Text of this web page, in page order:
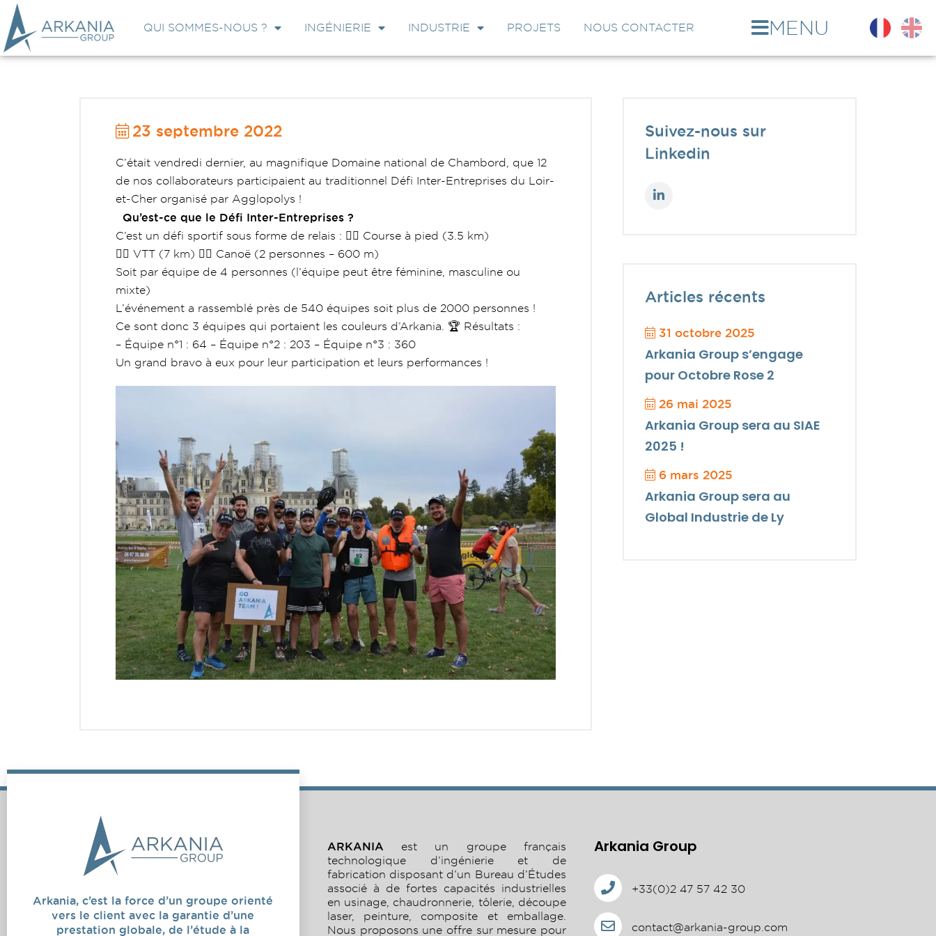
QUI SOMMES-NOUS ? INGÉNIERIE INDUSTRIE PROJETS NOUS CONTACTER MENU
23 septembre 2022
C’était vendredi dernier, au magnifique Domaine national de Chambord, que 12
de nos collaborateurs participaient au traditionnel Défi Inter-Entreprises du Loir-
et-Cher organisé par Agglopolys !
Qu’est-ce que le Défi Inter-Entreprises ?
C’est un défi sportif sous forme de relais : 🏃‍♀️ Course à pied (3.5 km)
🚴‍♀️ VTT (7 km) 🚣‍♀️ Canoë (2 personnes – 600 m)
Soit par équipe de 4 personnes (l’équipe peut être féminine, masculine ou
mixte)
L’événement a rassemblé près de 540 équipes soit plus de 2000 personnes !
Ce sont donc 3 équipes qui portaient les couleurs d’Arkania.
🏆 Résultats :
– Équipe n°1 : 64 – Équipe n°2 : 203 – Équipe n°3 : 360
Un grand bravo à eux pour leur participation et leurs performances !
Suivez-nous sur
Linkedin
Articles récents
31 octobre 2025
Arkania Group s’engage
pour Octobre Rose 2
26 mai 2025
Arkania Group sera au SIAE
2025 !
6 mars 2025
Arkania Group sera au
Global Industrie de Ly
Arkania, c’est la force d’un groupe orienté
vers le client avec la garantie d’une
prestation globale, de l’étude à la
ARKANIA est un groupe français
technologique d’ingénierie et de
fabrication disposant d’un Bureau d’Études
associé à de fortes capacités industrielles
en usinage, chaudronnerie, tôlerie, découpe
laser, peinture, composite et emballage.
Nous proposons une offre sur mesure pour
Arkania Group
+33(0)2 47 57 42 30
contact@arkania-group.com